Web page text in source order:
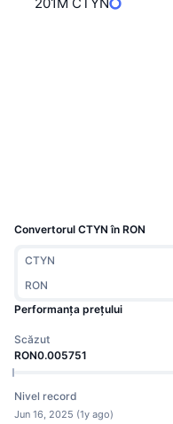
Convertorul CTYN în RON
CTYN
RON
Performanța prețului
Scăzut
RON0.005751
Nivel record
Jun 16, 2025 (1y ago)